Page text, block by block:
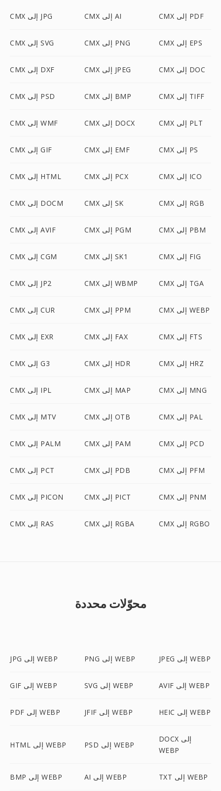
CMX إلى JPG CMX إلى AI CMX إلى PDF
CMX إلى SVG CMX إلى PNG CMX إلى EPS
CMX إلى DXF CMX إلى JPEG CMX إلى DOC
CMX إلى PSD CMX إلى BMP CMX إلى TIFF
CMX إلى WMF CMX إلى DOCX CMX إلى PLT
CMX إلى GIF CMX إلى EMF CMX إلى PS
CMX إلى HTML CMX إلى PCX CMX إلى ICO
CMX إلى DOCM CMX إلى SK CMX إلى RGB
CMX إلى AVIF CMX إلى PGM CMX إلى PBM
CMX إلى CGM CMX إلى SK1 CMX إلى FIG
CMX إلى JP2 CMX إلى WBMP CMX إلى TGA
CMX إلى CUR CMX إلى PPM CMX إلى WEBP
CMX إلى EXR CMX إلى FAX CMX إلى FTS
CMX إلى G3 CMX إلى HDR CMX إلى HRZ
CMX إلى IPL CMX إلى MAP CMX إلى MNG
CMX إلى MTV CMX إلى OTB CMX إلى PAL
CMX إلى PALM CMX إلى PAM CMX إلى PCD
CMX إلى PCT CMX إلى PDB CMX إلى PFM
CMX إلى PICON CMX إلى PICT CMX إلى PNM
CMX إلى RAS CMX إلى RGBA CMX إلى RGBO
محوّلات محددة
JPG إلى WEBP PNG إلى WEBP JPEG إلى WEBP
GIF إلى WEBP SVG إلى WEBP AVIF إلى WEBP
PDF إلى WEBP JFIF إلى WEBP HEIC إلى WEBP
HTML إلى WEBP PSD إلى WEBP
DOCX إلى
WEBP
BMP إلى WEBP AI إلى WEBP TXT إلى WEBP